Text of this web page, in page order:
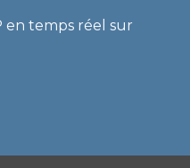
en temps réel sur